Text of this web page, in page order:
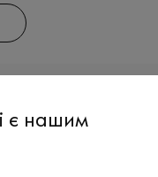
є нашим